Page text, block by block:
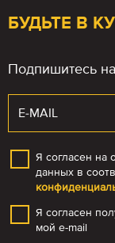
БУДЬТЕ В
Подпишитесь
Я согласен на
данных в
Я согласен
мой e-mail